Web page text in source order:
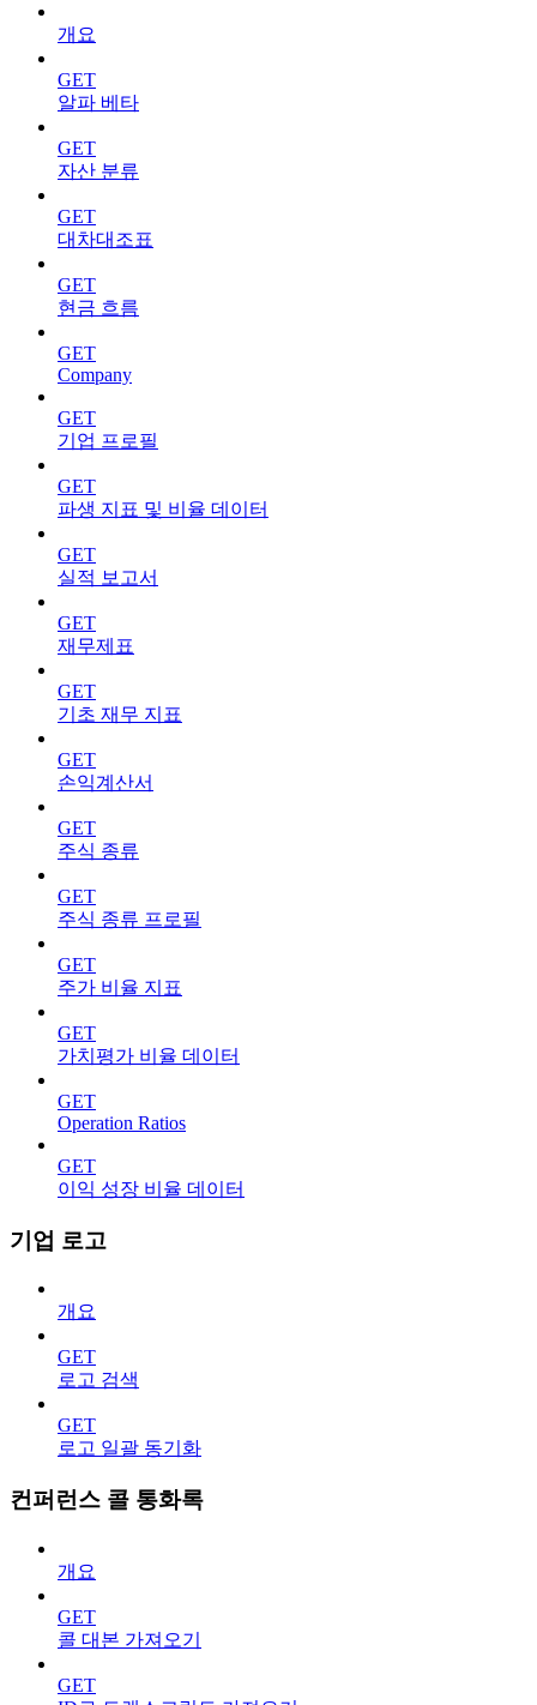
개요
GET
알파 베타
GET
자산 분류
GET
대차대조표
GET
현금 흐름
GET
Company
GET
기업 프로필
GET
파생 지표 및 비율 데이터
GET
실적 보고서
GET
재무제표
GET
기초 재무 지표
GET
손익계산서
GET
주식 종류
GET
주식 종류 프로필
GET
주가 비율 지표
GET
가치평가 비율 데이터
GET
Operation Ratios
GET
이익 성장 비율 데이터
기업 로고
개요
GET
로고 검색
GET
로고 일괄 동기화
컨퍼런스 콜 통화록
개요
GET
콜 대본 가져오기
GET